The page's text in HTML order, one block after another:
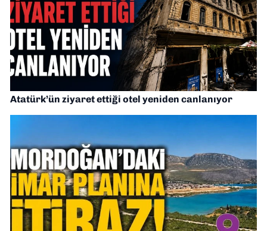
Atatürk’ün ziyaret ettiği otel yeniden canlanıyor